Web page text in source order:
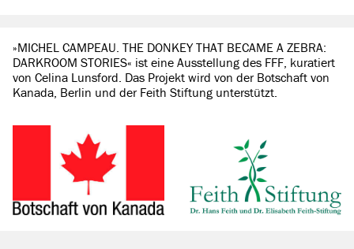
»MICHEL CAMPEAU. THE DONKEY THAT BECAME A ZEBRA:
DARKROOM STORIES« ist eine Ausstellung des FFF, kuratiert
von Celina Lunsford. Das Projekt wird von der Botschaft von
Kanada, Berlin und der Feith Stiftung unterstützt.